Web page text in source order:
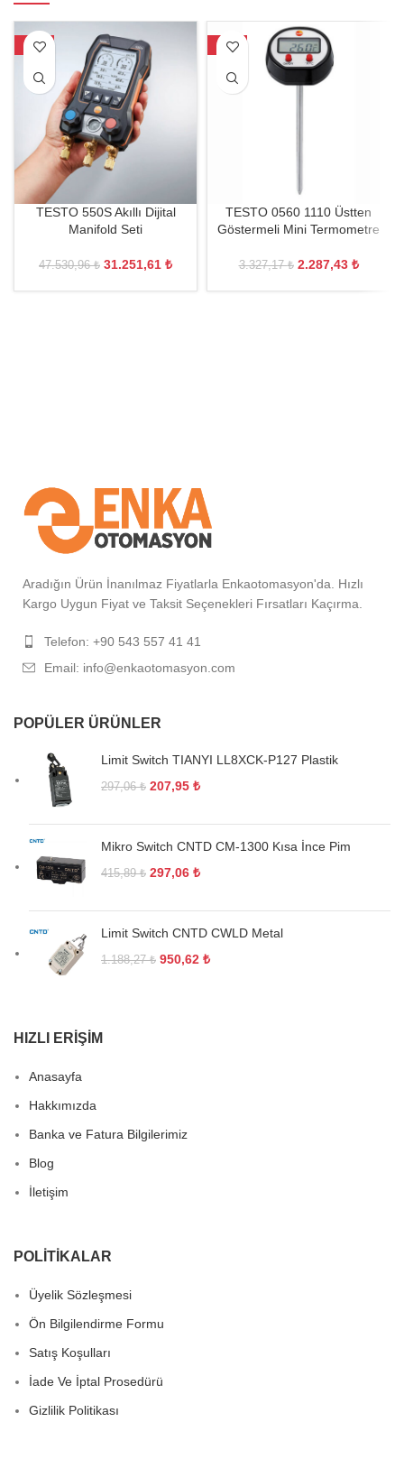
-34%
TESTO 550S Akıllı Dijital
Manifold Seti
47.530,96₺ 31.251,61 ₺
-31%
TESTO 0560 1110 Üstten
Göstermeli Mini Termometre
3.327,17₺ 2.287,43 ₺
Aradığın Ürün İnanılmaz Fiyatlarla Enkaotomasyon'da. Hızlı
Kargo Uygun Fiyat ve Taksit Seçenekleri Fırsatları Kaçırma.
Telefon: +90 543 557 41 41
Email: info@enkaotomasyon.com
POPÜLER ÜRÜNLER
Limit Switch TIANYI LL8XCK-P127 Plastik
297,06₺ 207,95 ₺
Mikro Switch CNTD CM-1300 Kısa İnce Pim
415,89₺ 297,06 ₺
Limit Switch CNTD CWLD Metal
1.188,27₺ 950,62 ₺
HIZLI ERIŞIM
Anasayfa
Hakkımızda
Banka ve Fatura Bilgilerimiz
Blog
İletişim
POLITIKALAR
Üyelik Sözleşmesi
Ön Bilgilendirme Formu
Satış Koşulları
İade Ve İptal Prosedürü
Gizlilik Politikası